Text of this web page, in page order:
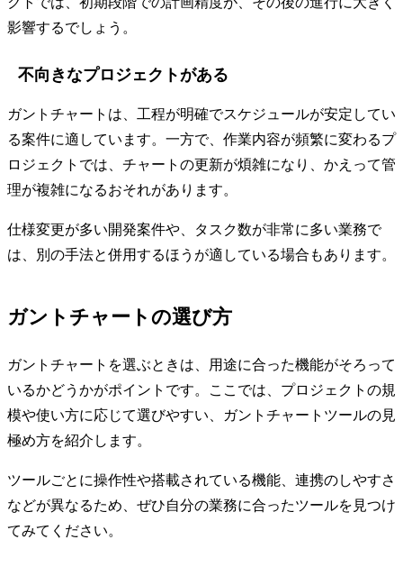
影響するでしょう。
不向きなプロジェクトがある
ガントチャートは、工程が明確でスケジュールが安定してい
る案件に適しています。一方で、作業内容が頻繁に変わるプ
ロジェクトでは、チャートの更新が煩雑になり、かえって管
理が複雑になるおそれがあります。
仕様変更が多い開発案件や、タスク数が非常に多い業務で
は、別の手法と併用するほうが適している場合もあります。
ガントチャートの選び方
ガントチャートを選ぶときは、用途に合った機能がそろって
いるかどうかがポイントです。ここでは、プロジェクトの規
模や使い方に応じて選びやすい、ガントチャートツールの見
極め方を紹介します。
ツールごとに操作性や搭載されている機能、連携のしやすさ
などが異なるため、ぜひ自分の業務に合ったツールを見つけ
てみてください。